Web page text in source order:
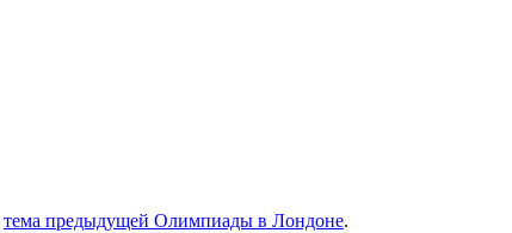
тема предыдущей Олимпиады в Лондоне.